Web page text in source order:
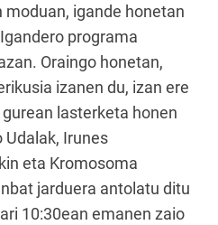
igande honetan
programa
Oraingo honetan,
izanen du, izan ere
lasterketa honen
Irunes
eta Kromosoma
jarduera antolatu ditu
10:30ean emanen zaio